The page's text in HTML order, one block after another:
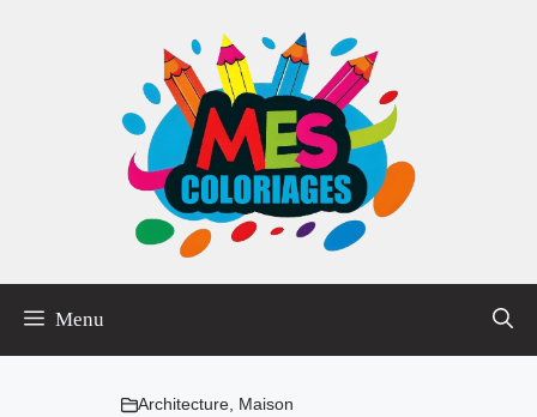
Menu
Architecture, Maison